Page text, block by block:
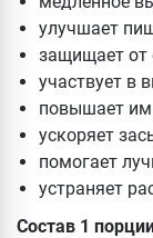
улучшает
защищает от
участвует в
повышает
ускоряет
помогает
устраняет
Состав 1